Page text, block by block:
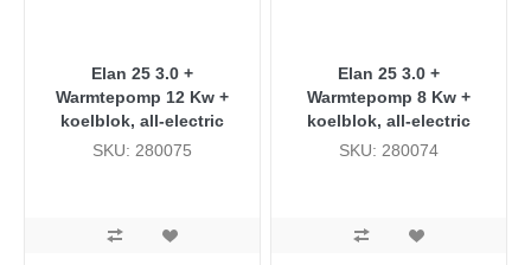
Elan 25 3.0 +
Warmtepomp 12 Kw +
koelblok, all-electric
SKU: 280075
Elan 25 3.0 +
Warmtepomp 8 Kw +
koelblok, all-electric
SKU: 280074